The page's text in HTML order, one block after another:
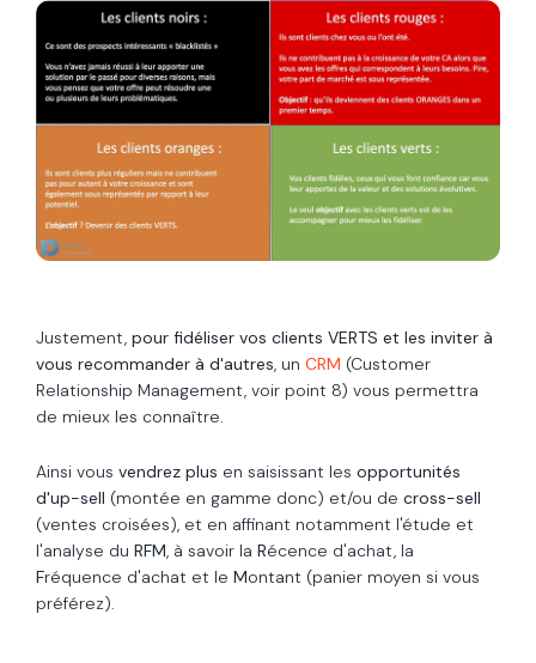
Justement, pour fidéliser vos clients VERTS et les inviter à
vous recommander à d'autres, un CRM (Customer
Relationship Management, voir point 8) vous permettra
de mieux les connaître.
Ainsi vous vendrez plus en saisissant les opportunités
d'up-sell (montée en gamme donc) et/ou de cross-sell
(ventes croisées), et en affinant notamment l'étude et
l'analyse du RFM, à savoir la Récence d'achat, la
Fréquence d'achat et le Montant (panier moyen si vous
préférez).